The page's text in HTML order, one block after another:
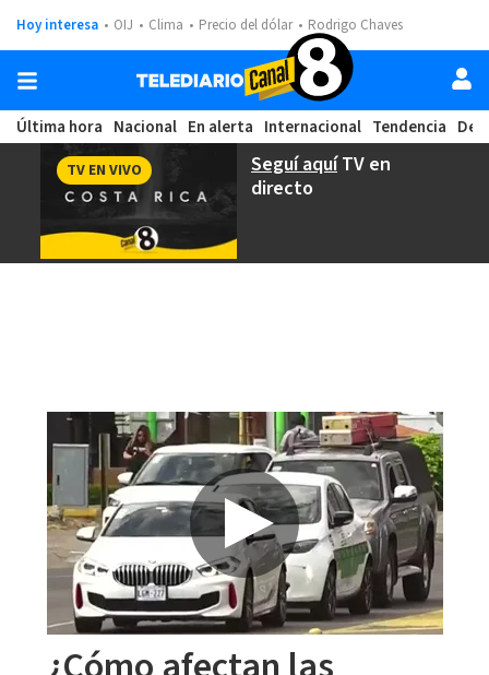
Hoy interesa OIJ Clima Precio del dólar Rodrigo Chaves
Última hora Nacional En alerta Internacional Tendencia
Seguí aquíTV en
directo
TV EN VIVO